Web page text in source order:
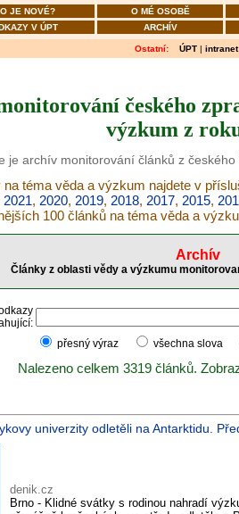
JE NOVÉ? O MÉ OSOBĚ
V ÚPT ARCHÍV
Ostatní: ÚPT | intranet
českého
výzkum z
je archív monitorování článků z
na téma věda a výzkum najdete v
2021, 2020, 2019, 2018, 2017, 2015,
100 článků na téma věda a
Archív
Články z oblasti vědy a výzkumu
přesný výraz
všechna slova
Nalezeno celkem 3319 článků.
univerzity odletěli na Antarktidu.
denik.cz
Brno - Klidné svátky s rodinou nahradí